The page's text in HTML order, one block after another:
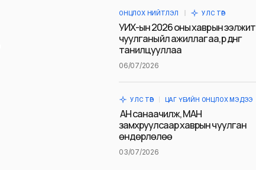
ОНЦЛОХ НИЙТЛЭЛ УЛС ТӨР
УИХ-ын 2026 оны хаврын ээлжит
чуулганы үйл ажиллагаа, үр дүнг
танилцууллаа
06/07/2026
УЛС ТӨР ЦАГ ҮЕИЙН ОНЦЛОХ МЭДЭЭ
АН санаачилж, МАН
замхруулсаар хаврын чуулган
өндөрлөлөө
03/07/2026